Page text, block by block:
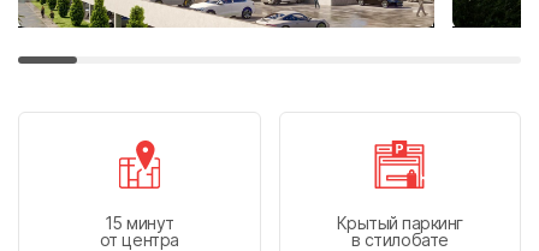
15 минут
от центра
Крытый паркинг
в стилобате